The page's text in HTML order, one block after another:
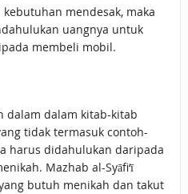
mendesak, maka
uangnya untuk
membeli mobil.
dalam dalam kitab-kitab
tidak termasuk contoh-
harus didahulukan daripada
Mazhab al-Syāfi‘ī
butuh menikah dan takut